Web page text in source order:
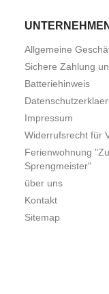
UNTERNEHMEN
Allgemeine
Sichere Zahlung
Batteriehinweis
Impressum
Widerrufsrecht für
Ferienwohnung
Sprengmeister"
über uns
Kontakt
Sitemap